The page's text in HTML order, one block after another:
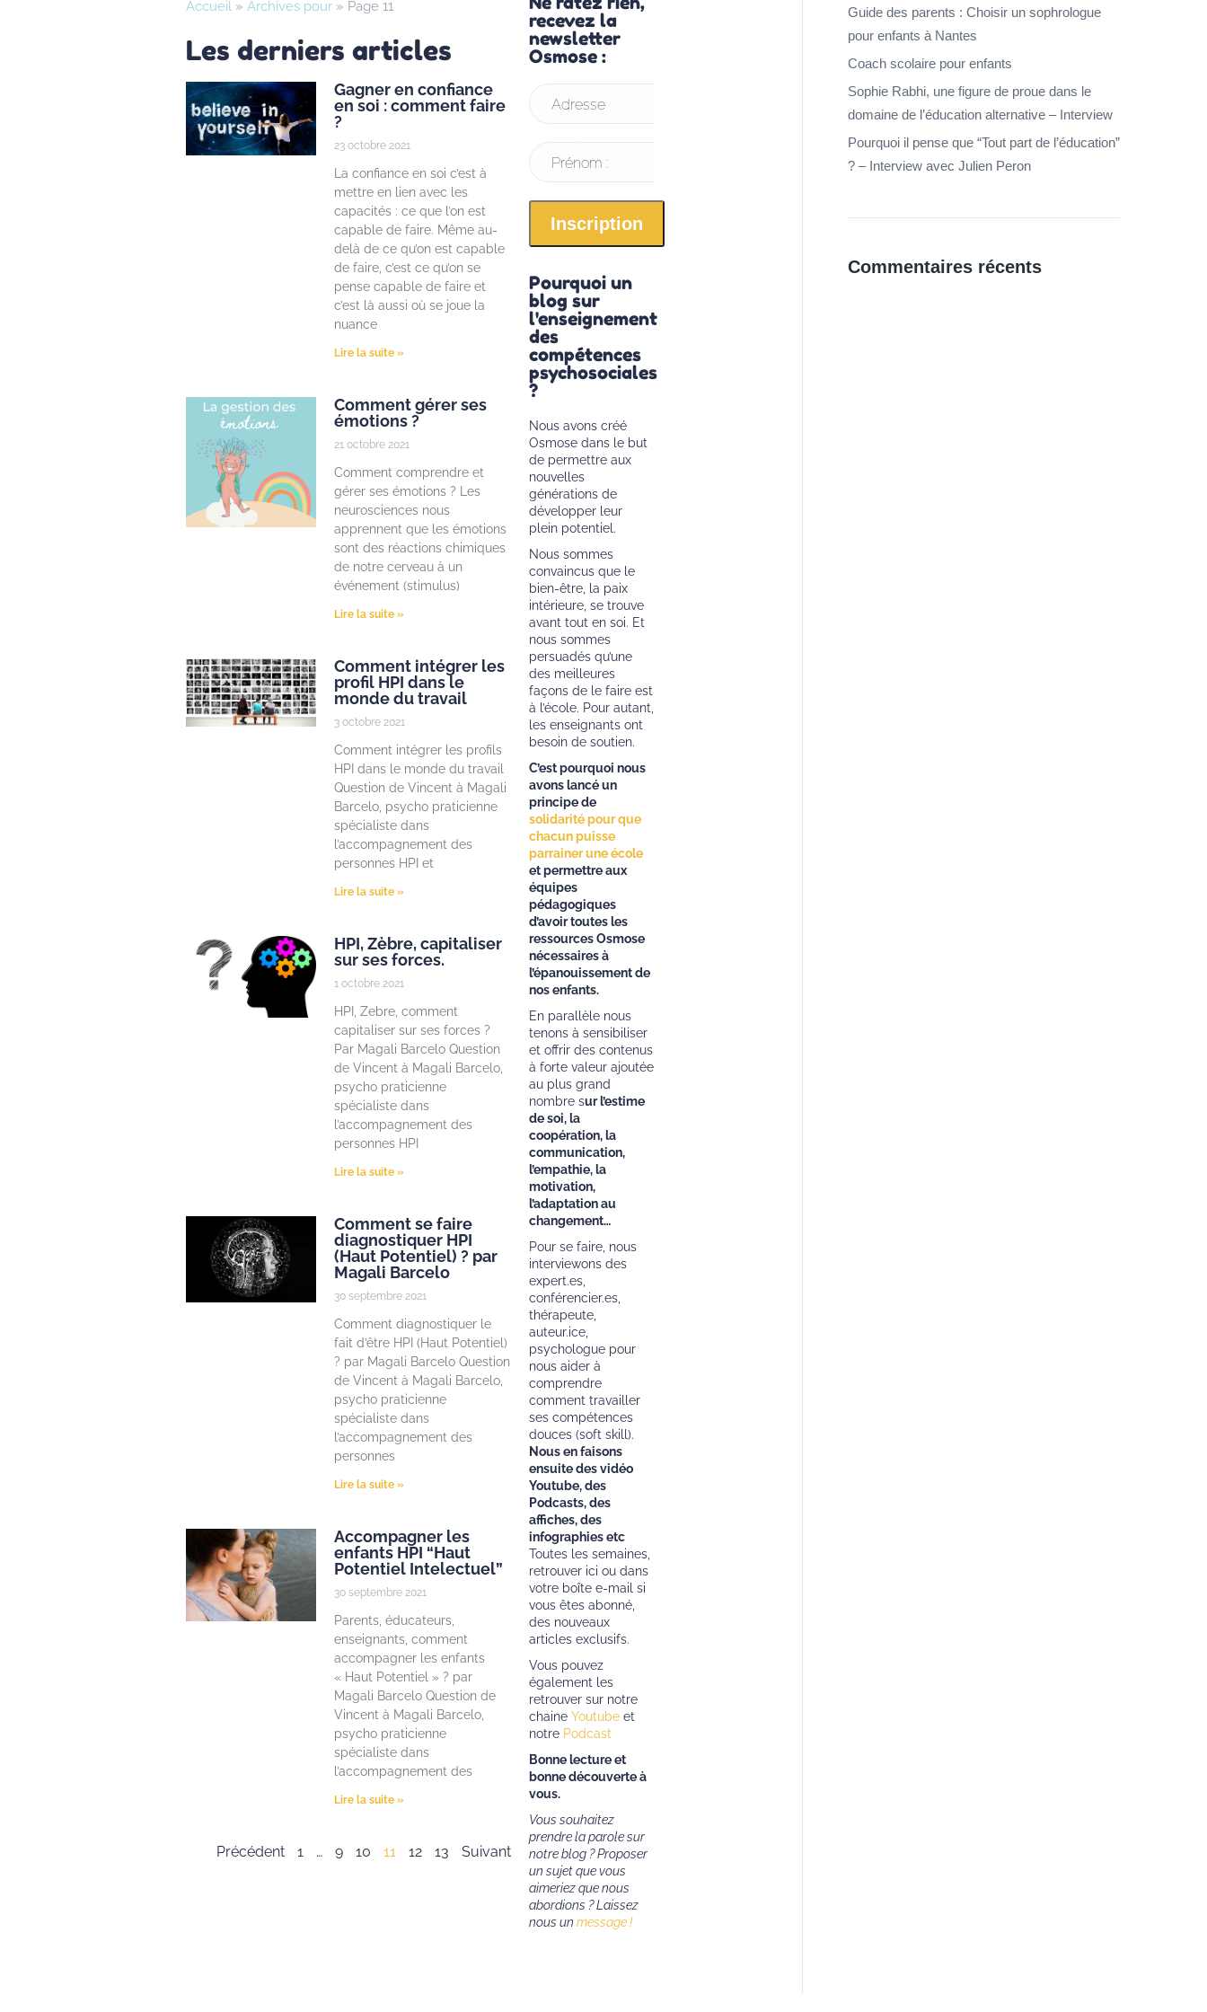
Accueil » Archives pour » Page 11
Les derniers articles
Gagner en confiance
en soi : comment faire
?
23 octobre 2021
La confiance en soi c’est à
mettre en lien avec les
capacités : ce que l’on est
capable de faire. Même au-
delà de ce qu’on est capable
de faire, c’est ce qu’on se
pense capable de faire et
c’est là aussi où se joue la
nuance
Lire la suite »
Comment gérer ses
émotions ?
21 octobre 2021
Comment comprendre et
gérer ses émotions ? Les
neurosciences nous
apprennent que les émotions
sont des réactions chimiques
de notre cerveau à un
événement (stimulus)
Lire la suite »
Comment intégrer les
profil HPI dans le
monde du travail
3 octobre 2021
Comment intégrer les profils
HPI dans le monde du travail
Question de Vincent à Magali
Barcelo, psycho praticienne
spécialiste dans
l’accompagnement des
personnes HPI et
Lire la suite »
HPI, Zèbre, capitaliser
sur ses forces.
1 octobre 2021
HPI, Zebre, comment
capitaliser sur ses forces ?
Par Magali Barcelo Question
de Vincent à Magali Barcelo,
psycho praticienne
spécialiste dans
l’accompagnement des
personnes HPI
Lire la suite »
Comment se faire
diagnostiquer HPI
(Haut Potentiel) ? par
Magali Barcelo
30 septembre 2021
Comment diagnostiquer le
fait d’être HPI (Haut Potentiel)
? par Magali Barcelo Question
de Vincent à Magali Barcelo,
psycho praticienne
spécialiste dans
l’accompagnement des
personnes
Lire la suite »
Accompagner les
enfants HPI “Haut
Potentiel Intelectuel”
30 septembre 2021
Parents, éducateurs,
enseignants, comment
accompagner les enfants
« Haut Potentiel » ? par
Magali Barcelo Question de
Vincent à Magali Barcelo,
psycho praticienne
spécialiste dans
l’accompagnement des
Lire la suite »
Précédent 1 … 9 10 11 12 13 Suivant
recevez la
newsletter
Osmose :
Adresse
Prénom :
Pourquoi un
blog sur
l'enseignement
des
compétences
psychosociales
?
Nous avons créé
Osmose dans le but
de permettre aux
nouvelles
générations de
développer leur
plein potentiel.
Nous sommes
convaincus que le
bien-être, la paix
intérieure, se trouve
avant tout en soi. Et
nous sommes
persuadés qu’une
des meilleures
façons de le faire est
à l’école. Pour autant,
les enseignants ont
besoin de soutien.
C’est pourquoi nous
avons lancé un
principe de
solidarité pour que
chacun puisse
parrainer une école
et permettre aux
équipes
pédagogiques
d’avoir toutes les
ressources Osmose
nécessaires à
l’épanouissement de
nos enfants.
En parallèle nous
tenons à sensibiliser
et offrir des contenus
à forte valeur ajoutée
au plus grand
nombre sur l’estime
de soi, la
coopération, la
communication,
l’empathie, la
motivation,
l’adaptation au
changement…
Pour se faire, nous
interviewons des
expert.es,
conférencier.es,
thérapeute,
auteur.ice,
psychologue pour
nous aider à
comprendre
comment travailler
ses compétences
douces (soft skill).
Nous en faisons
ensuite des vidéo
Youtube, des
Podcasts, des
affiches, des
infographies etc
Toutes les semaines,
retrouver ici ou dans
votre boîte e-mail si
vous êtes abonné,
des nouveaux
articles exclusifs.
Vous pouvez
également les
retrouver sur notre
chaineYoutube et
notre Podcast
Bonne lecture et
bonne découverte à
vous.
Vous souhaitez
prendre la parole sur
notre blog ? Proposer
un sujet que vous
aimeriez que nous
abordions ?Laissez
nous unmessage !
Guide des parents : Choisir un sophrologue
pour enfants à Nantes
Coach scolaire pour enfants
Sophie Rabhi, une figure de proue dans le
domaine de l’éducation alternative – Interview
Pourquoi il pense que “Tout part de l’éducation”
? – Interview avec Julien Peron
Commentaires récents